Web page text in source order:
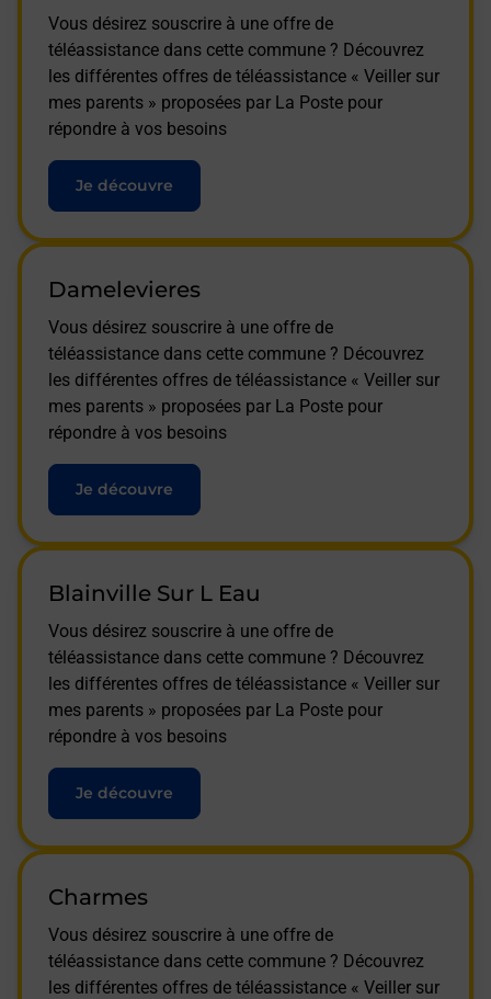
Vous désirez souscrire à une offre de
téléassistance dans cette commune ? Découvrez
les différentes offres de téléassistance « Veiller sur
mes parents » proposées par La Poste pour
répondre à vos besoins
Je découvre
Damelevieres
Vous désirez souscrire à une offre de
téléassistance dans cette commune ? Découvrez
les différentes offres de téléassistance « Veiller sur
mes parents » proposées par La Poste pour
répondre à vos besoins
Je découvre
Blainville Sur L Eau
Vous désirez souscrire à une offre de
téléassistance dans cette commune ? Découvrez
les différentes offres de téléassistance « Veiller sur
mes parents » proposées par La Poste pour
répondre à vos besoins
Je découvre
Charmes
Vous désirez souscrire à une offre de
téléassistance dans cette commune ? Découvrez
les différentes offres de téléassistance « Veiller sur